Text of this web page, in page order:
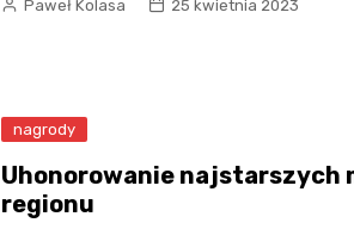
Mikołaja
Grudziądz
Paweł Kolasa 25 kwietnia 2023
nagrody
Uhonorowanie najstarszych
regionu